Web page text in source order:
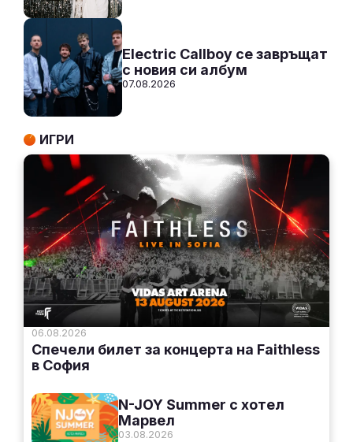
Electric Callboy се завръщат
с новия си албум
07.08.2026
ИГРИ
06.08.2026
Спечели билет за концерта на Faithless
в София
03.08.2026
N-JOY Summer с хотел
Марвел